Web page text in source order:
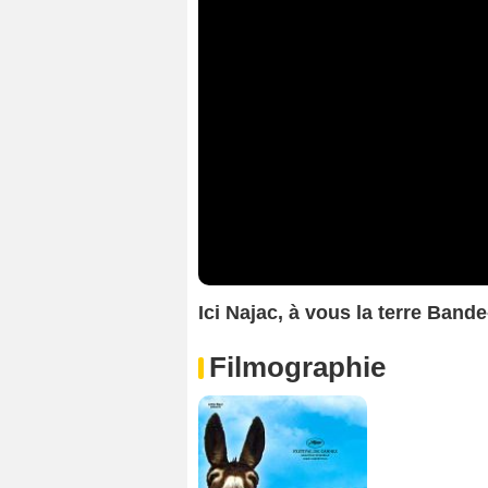
Ici Najac, à vous la terre
Filmographie